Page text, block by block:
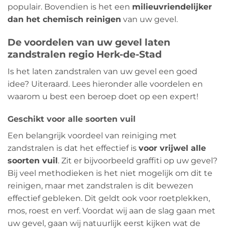
populair. Bovendien is het een milieuvriendelijker
dan het chemisch reinigen van uw gevel.
De voordelen van uw gevel laten
zandstralen regio Herk-de-Stad
Is het laten zandstralen van uw gevel een goed
idee? Uiteraard. Lees hieronder alle voordelen en
waarom u best een beroep doet op een expert!
Geschikt voor alle soorten vuil
Een belangrijk voordeel van reiniging met
zandstralen is dat het effectief is voor vrijwel alle
soorten vuil . Zit er bijvoorbeeld graffiti op uw gevel?
Bij veel methodieken is het niet mogelijk om dit te
reinigen, maar met zandstralen is dit bewezen
effectief gebleken. Dit geldt ook voor roetplekken,
mos, roest en verf. Voordat wij aan de slag gaan met
uw gevel, gaan wij natuurlijk eerst kijken wat de